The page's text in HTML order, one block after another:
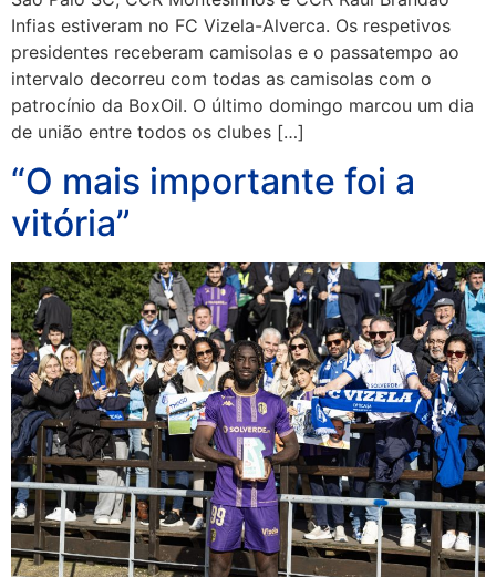
Infias estiveram no FC Vizela-Alverca. Os respetivos
presidentes receberam camisolas e o passatempo ao
intervalo decorreu com todas as camisolas com o
patrocínio da BoxOil. O último domingo marcou um dia
de união entre todos os clubes […]
“O mais importante foi a
vitória”